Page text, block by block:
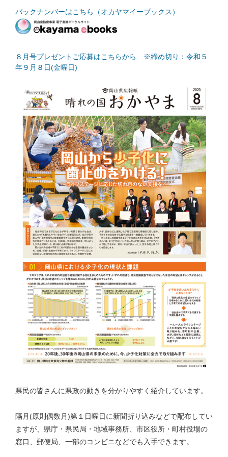
バックナンバーはこちら（オカヤマイーブックス）
８月号プレゼントご応募はこちらから ※締め切り：令和５
年９月８日(金曜日)
県民の皆さんに県政の動きを分かりやすく紹介しています。
隔月(原則偶数月)第１日曜日に新聞折り込みなどで配布してい
ますが、県庁・県民局・地域事務所、市区役所・町村役場の
窓口、郵便局、一部のコンビニなどでも入手できます。